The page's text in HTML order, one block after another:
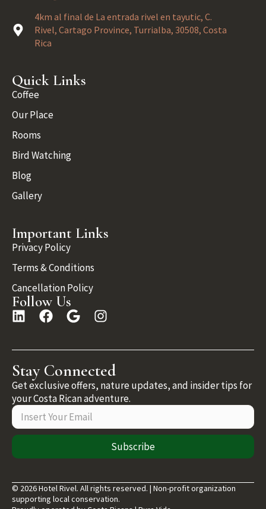
4km al final de La entrada rivel en tayutic, C.
Rivel, Cartago Province, Turrialba, 30508, Costa
Rica
Quick Links
Coffee
Our Place
Rooms
Bird Watching
Blog
Gallery
Important Links
Privacy Policy
Terms & Conditions
Cancellation Policy
Follow Us
Stay Connected
Get exclusive offers, nature updates, and insider tips for
your Costa Rican adventure.
Subscribe
© 2026 Hotel Rivel. All rights reserved. | Non-profit organization
supporting local conservation.